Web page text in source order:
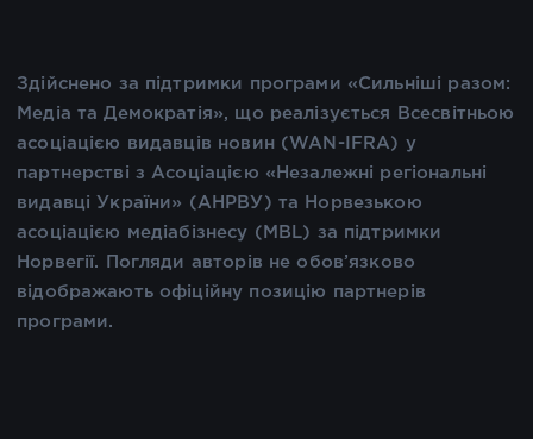
Здійснено за підтримки програми «Сильніші разом:
Медіа та Демократія», що реалізується Всесвітньою
асоціацією видавців новин (WAN-IFRA) у
партнерстві з Асоціацією «Незалежні регіональні
видавці України» (АНРВУ) та Норвезькою
асоціацією медіабізнесу (MBL) за підтримки
Норвегії. Погляди авторів не обов’язково
відображають офіційну позицію партнерів
програми.